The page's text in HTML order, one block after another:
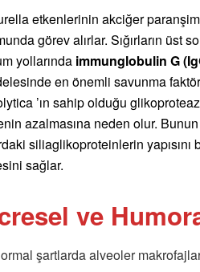
etkenlerinin akciğer
görev alırlar. Sığırların üst
yollarında immunglobulin G
en önemli savunma
’ın sahip olduğu
azalmasına neden olur. Bunun
siliaglikoproteinlerin
sağlar.
ve
şartlarda alveoler